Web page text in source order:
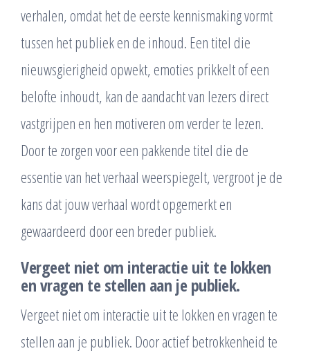
verhalen, omdat het de eerste kennismaking vormt
tussen het publiek en de inhoud. Een titel die
nieuwsgierigheid opwekt, emoties prikkelt of een
belofte inhoudt, kan de aandacht van lezers direct
vastgrijpen en hen motiveren om verder te lezen.
Door te zorgen voor een pakkende titel die de
essentie van het verhaal weerspiegelt, vergroot je de
kans dat jouw verhaal wordt opgemerkt en
gewaardeerd door een breder publiek.
Vergeet niet om interactie uit te lokken
en vragen te stellen aan je publiek.
Vergeet niet om interactie uit te lokken en vragen te
stellen aan je publiek. Door actief betrokkenheid te